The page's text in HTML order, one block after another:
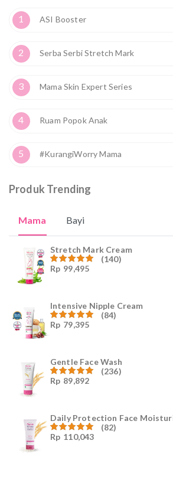
1 ASI Booster
2 Serba Serbi Stretch Mark
3 Mama Skin Expert Series
4 Ruam Popok Anak
5 #KurangiWorry Mama
Produk Trending
Mama Bayi
Stretch Mark Cream
Dinilai
(140)
Rp 99,495
Intensive Nipple Cream
Dinilai
(84)
Rp 79,395
Gentle Face Wash
Dinilai
(236)
Rp 89,892
Daily Protection Face
Dinilai
(82)
Rp 110,043